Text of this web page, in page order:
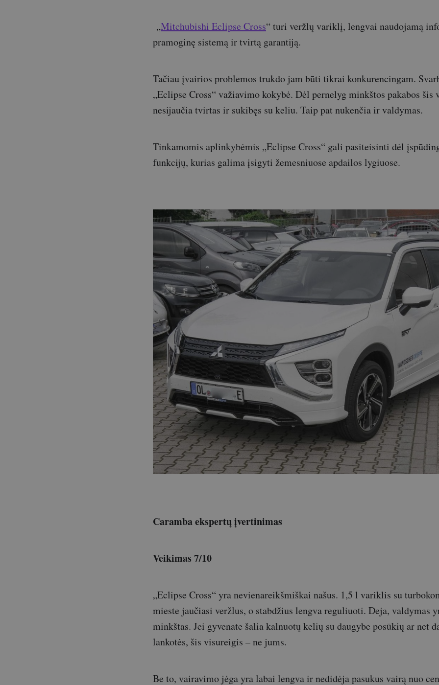
„Mitchubishi Eclipse Cross“ turi veržlų variklį, lengvai naudojamą
pramoginę sistemą ir tvirtą garantiją.
Tačiau įvairios problemos trukdo jam būti tikrai konkurencingam.
„Eclipse Cross“ važiavimo kokybė. Dėl pernelyg minkštos pakabos šis
nesijaučia tvirtas ir sukibęs su keliu. Taip pat nukenčia ir valdymas.
Tinkamomis aplinkybėmis „Eclipse Cross“ gali pasiteisinti dėl
funkcijų, kurias galima įsigyti žemesniuose apdailos lygiuose.
Caramba ekspertų įvertinimas
Veikimas 7/10
„Eclipse Cross“ yra nevienareikšmiškai našus. 1,5 l variklis su
mieste jaučiasi veržlus, o stabdžius lengva reguliuoti. Deja, valdymas
minkštas. Jei gyvenate šalia kalnuotų kelių su daugybe posūkių ar net
lankotės, šis visureigis – ne jums.
Be to, vairavimo jėga yra labai lengva ir nedidėja pasukus vairą nuo